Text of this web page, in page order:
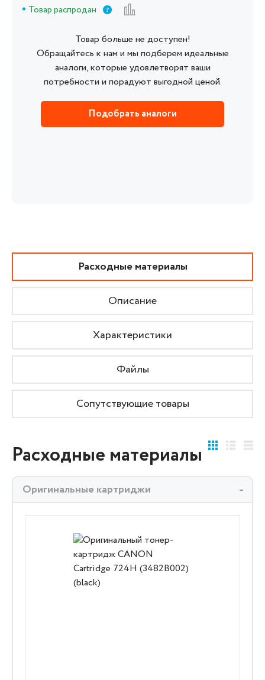
Товар распродан
Товар больше не доступен!
Обращайтесь к нам и мы подберем идеальные
аналоги, которые удовлетворят ваши
потребности и порадуют выгодной ценой.
Подобрать аналоги
Расходные материалы
Описание
Характеристики
Файлы
Сопутствующие товары
Расходные материалы
Оригинальные картриджи